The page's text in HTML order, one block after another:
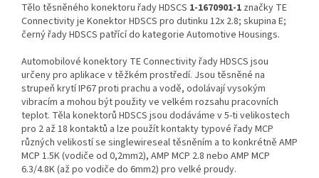
Tělo těsněného konektoru řady HDSCS 1-1670901-1 značky TE
Connectivity je Konektor HDSCS pro dutinku 12x 2.8; skupina E;
černý řady HDSCS patřící do kategorie Automotive Housings.
Automobilové konektory TE Connectivity řady HDSCS jsou
určeny pro aplikace v těžkém prostředí. Jsou těsněné na
strupeň krytí IP67 proti prachu a vodě, odolávají vysokým
vibracím a mohou být použity ve velkém rozsahu pracovních
teplot. Těla konektorů HDSCS jsou dodáváme v 5-ti velikostech
pro 2 až 18 kontaktů a lze použít kontakty typové řady MCP
různých velikostí se singlewireseal těsněním a to konkrétně AMP
MCP 1.5K (vodiče od 0,2mm2), AMP MCP 2.8 nebo AMP MCP
6.3/4.8K (až po vodiče do 6mm2) pro velké proudy.